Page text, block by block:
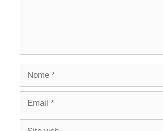
Nome
Email
Sito